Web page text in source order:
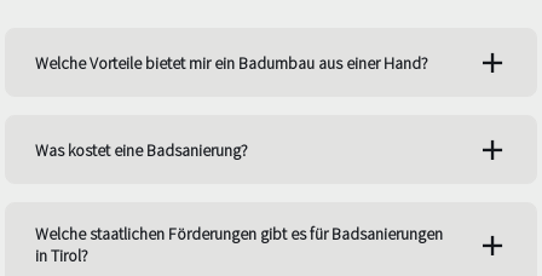
Welche Vorteile bietet mir ein Badumbau aus einer Hand?
Was kostet eine Badsanierung?
Welche staatlichen Förderungen gibt es für Badsanierungen
in Tirol?